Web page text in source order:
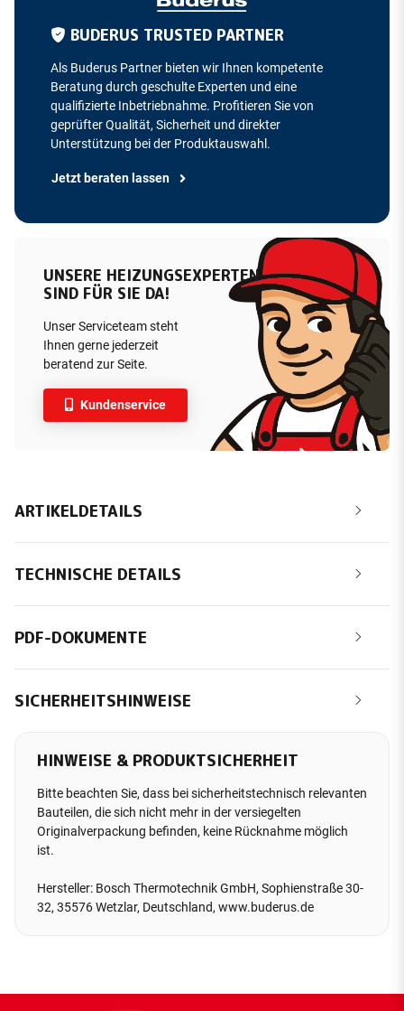
BUDERUS TRUSTED PARTNER
Als Buderus Partner bieten wir Ihnen kompetente
Beratung durch geschulte Experten und eine
qualifizierte Inbetriebnahme. Profitieren Sie von
geprüfter Qualität, Sicherheit und direkter
Unterstützung bei der Produktauswahl.
Jetzt beraten lassen
UNSERE HEIZUNGSEXPERTEN
SIND FÜR SIE DA!
Unser Serviceteam steht
Ihnen gerne jederzeit
beratend zur Seite.
Kundenservice
ARTIKELDETAILS
TECHNISCHE DETAILS
PDF-DOKUMENTE
SICHERHEITSHINWEISE
HINWEISE & PRODUKTSICHERHEIT
Bitte beachten Sie, dass bei sicherheitstechnisch relevanten
Bauteilen, die sich nicht mehr in der versiegelten
Originalverpackung befinden, keine Rücknahme möglich
ist.
Hersteller: Bosch Thermotechnik GmbH, Sophienstraße 30-
32, 35576 Wetzlar, Deutschland, www.buderus.de